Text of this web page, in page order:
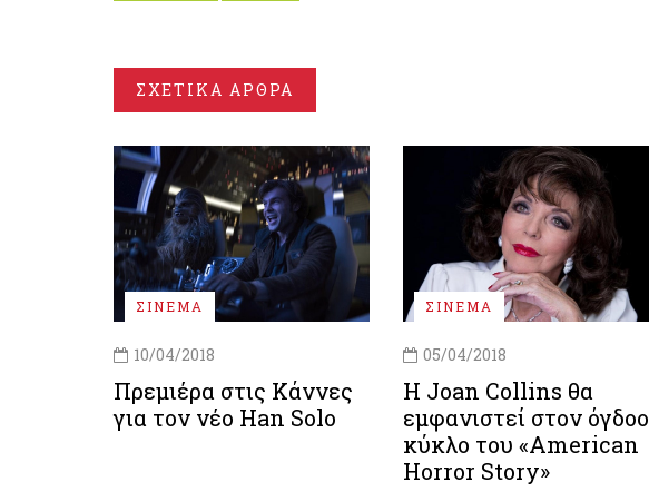
ΣΧΕΤΙΚΑ ΑΡΘΡΑ
ΣΙΝΕΜΑ
10/04/2018
Πρεμιέρα στις Κάννες
για τον νέο Han Solo
ΣΙΝΕΜΑ
05/04/2018
Η Joan Collins θα
εμφανιστεί στον όγδοο
κύκλο του «American
Horror Story»